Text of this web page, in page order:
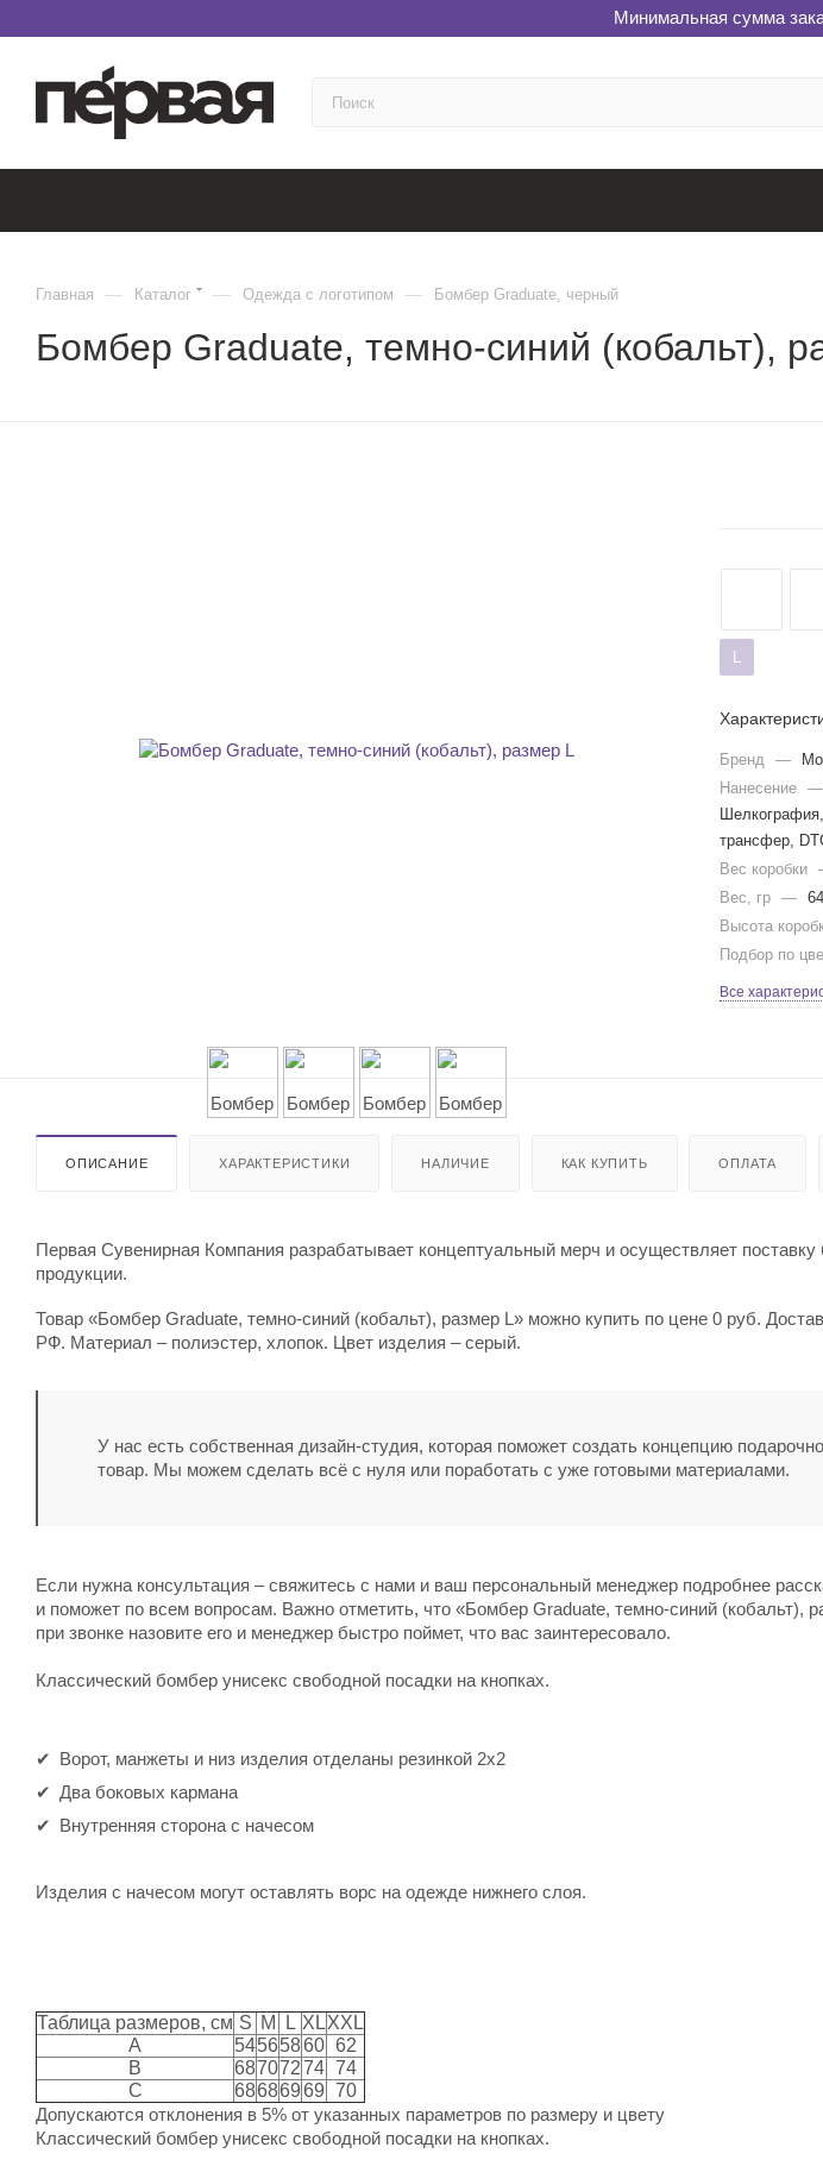
Минимальная сумма
Главная — Каталог — Одежда с логотипом — Бомбер Graduate, черный
Бомбер Graduate, темно-синий (кобальт),
L
Бренд —
Нанесение
—
трансфер,
Вес коробки
Вес, гр
—
Высота
Подбор по
Все
ОПИСАНИЕ ХАРАКТЕРИСТИКИ НАЛИЧИЕ КАК КУПИТЬ ОПЛАТА
Первая Сувенирная Компания разрабатывает концептуальный мерч и осуществляет поставку
продукции.
Товар «Бомбер Graduate, темно-синий (кобальт), размер L» можно купить по цене 0 руб.
РФ. Материал – полиэстер, хлопок. Цвет изделия – серый.
У нас есть собственная дизайн-студия, которая поможет создать концепцию
товар. Мы можем сделать всё с нуля или поработать с уже готовыми материалами.
Если нужна консультация – свяжитесь с нами и ваш персональный менеджер подробнее
и поможет по всем вопросам. Важно отметить, что «Бомбер Graduate, темно-синий (кобальт),
при звонке назовите его и менеджер быстро поймет, что вас заинтересовало.
Классический бомбер унисекс свободной посадки на кнопках.
Ворот, манжеты и низ изделия отделаны резинкой 2х2
Два боковых кармана
Внутренняя сторона с начесом
Изделия с начесом могут оставлять ворс на одежде нижнего слоя.
Таблица размеров, см S M L XLXXL
A
54565860 62
B
68707274 74
C
68686969 70
Допускаются отклонения в 5% от указанных параметров по размеру и цвету
Классический бомбер унисекс свободной посадки на кнопках.